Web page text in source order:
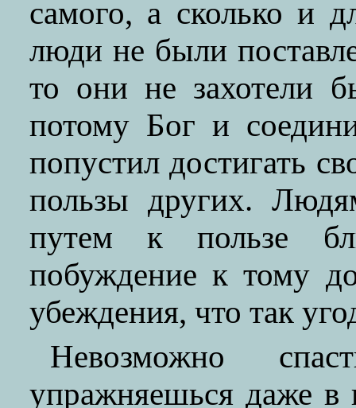
самого, а сколько и
люди не были
то они не захотели
потому Бог и
попустил достигать
пользы других.
путем к пользе
побуждение к тому
убеждения, что так
Невозможно
упражняешься даже